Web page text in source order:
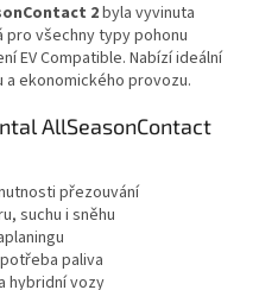
2byla vyvinuta
pro všechny typy pohonu
EV Compatible. Nabízí ideální
ekonomického provozu.
AllSeasonContact
přezouvání
suchu i sněhu
paliva
hybridní vozy